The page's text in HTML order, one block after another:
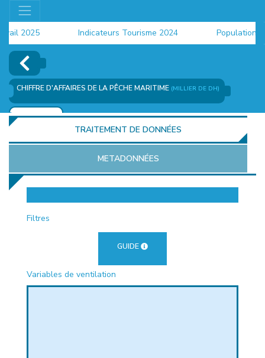
2025 Indicateurs Tourisme 2024 Population
CHIFFRE D'AFFAIRES DE LA PÊCHE MARITIME (MILLIER DE DH)
AJOUTER
TRAITEMENT DE DONNÉES
METADONNÉES
Filtres
GUIDE
Variables de ventilation